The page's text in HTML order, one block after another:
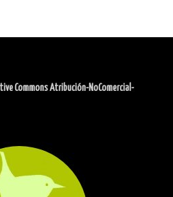
Commons Atribución-NoComercial-